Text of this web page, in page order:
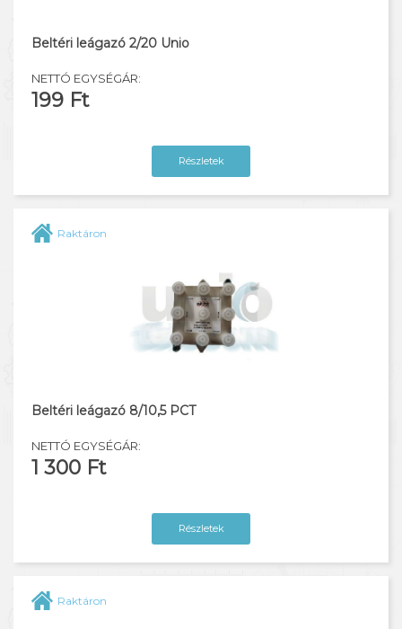
Beltéri leágazó 2/20 Unio
NETTÓ EGYSÉGÁR:
199 Ft
Részletek
Raktáron
Beltéri leágazó 8/10,5 PCT
NETTÓ EGYSÉGÁR:
1 300 Ft
Részletek
Raktáron